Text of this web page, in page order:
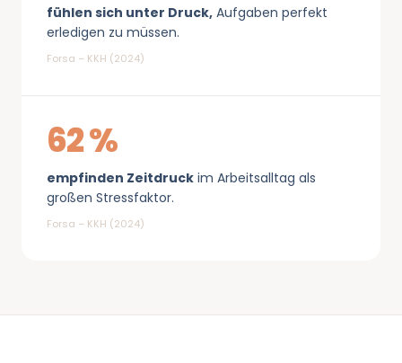
fühlen sich unter Druck, Aufgaben perfekt
erledigen zu müssen.
Forsa – KKH (2024)
62 %
empfinden Zeitdruck im Arbeitsalltag als
großen Stressfaktor.
Forsa – KKH (2024)